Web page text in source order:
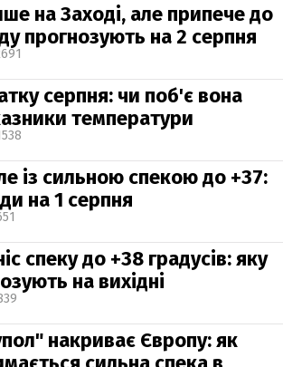
на Заході, але припече до
прогнозують на 2 серпня
серпня: чи поб'є вона
температури
із сильною спекою до +37:
на 1 серпня
спеку до +38 градусів: яку
на вихідні
накриває Європу: як